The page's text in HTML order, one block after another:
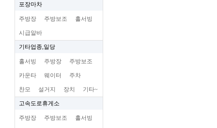
포장마차
주방장 주방보조 홀서빙
시급알바
기타업종,일당
홀서빙 주방장 주방보조
카운타 웨이터 주차
찬모 설거지 장치 기타~
고속도로휴게소
주방장 주방보조 홀서빙